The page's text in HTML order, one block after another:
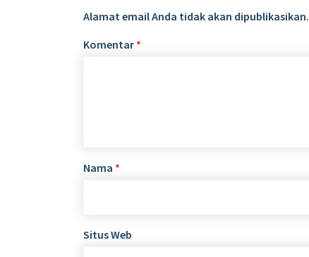
Alamat email Anda tidak akan dipublikasikan.
Komentar *
Nama *
Situs Web